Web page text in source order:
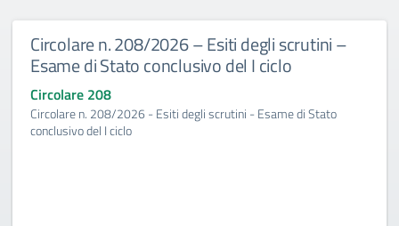
Circolare n. 208/2026 – Esiti degli scrutini –
Esame di Stato conclusivo del I ciclo
Circolare 208
Circolare n. 208/2026 - Esiti degli scrutini - Esame di Stato
conclusivo del I ciclo